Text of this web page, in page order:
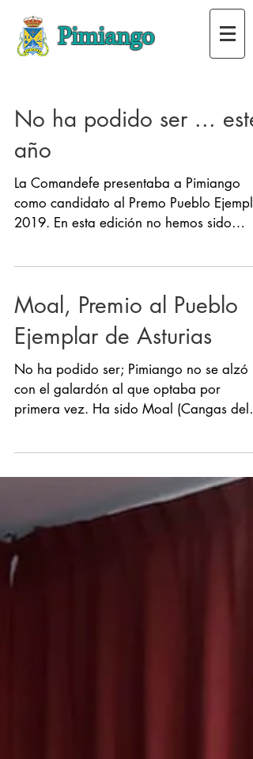
Pimiango
No ha podido ser ... este
año
La Comandefe presentaba a Pimiango
como candidato al Premo Pueblo
2019. En esta edición no hemos sido
Moal, Premio al Pueblo
Ejemplar de Asturias
No ha podido ser; Pimiango no se alzó
con el galardón al que optaba por
primera vez. Ha sido Moal (Cangas del